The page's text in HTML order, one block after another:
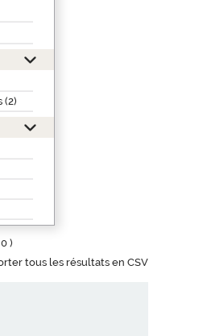
(2)
0 )
tous les résultats en CSV